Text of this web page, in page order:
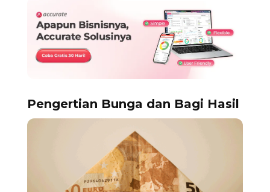
Pengertian Bunga dan Bagi Hasil